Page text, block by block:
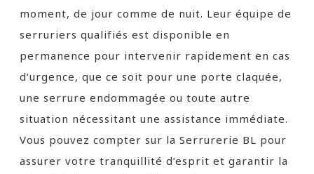
moment, de jour comme de nuit. Leur équipe de
serruriers qualifiés est disponible en
permanence pour intervenir rapidement en cas
d’urgence, que ce soit pour une porte claquée,
une serrure endommagée ou toute autre
situation nécessitant une assistance immédiate.
Vous pouvez compter sur la Serrurerie BL pour
assurer votre tranquillité d’esprit et garantir la